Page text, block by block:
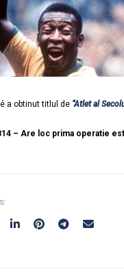
a obtinut titlul de “Atlet al
– Are loc prima operatie